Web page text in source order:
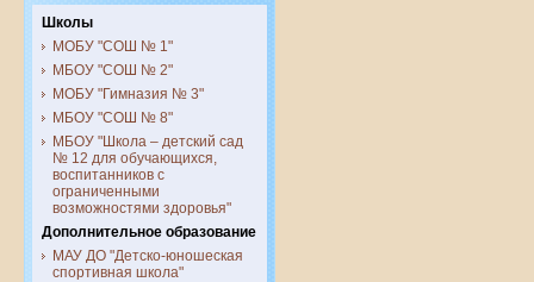
Школы
МОБУ "СОШ № 1"
МБОУ "СОШ № 2"
МОБУ "Гимназия № 3"
МБОУ "СОШ № 8"
МБОУ "Школа – детский сад
№ 12 для обучающихся,
воспитанников с
ограниченными
возможностями здоровья"
Дополнительное образование
МАУ ДО "Детско-юношеская
спортивная школа"